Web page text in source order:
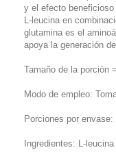
y el efecto
L-leucina en
glutamina es el
apoya la generación
Tamaño de la porción
Modo de empleo:
Porciones por envase:
Ingredientes: L-